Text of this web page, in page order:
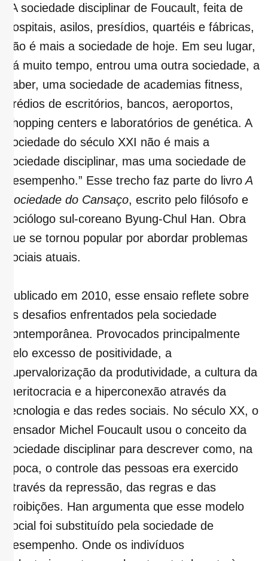
“A sociedade disciplinar de Foucault, feita de
hospitais, asilos, presídios, quartéis e fábricas,
não é mais a sociedade de hoje. Em seu lugar,
há muito tempo, entrou uma outra sociedade, a
saber, uma sociedade de academias fitness,
prédios de escritórios, bancos, aeroportos,
shopping centers e laboratórios de genética. A
sociedade do século XXI não é mais a
sociedade disciplinar, mas uma sociedade de
desempenho.” Esse trecho faz parte do livroA
Sociedade do Cansaço, escrito pelo filósofo e
sociólogo sul-coreano Byung-Chul Han. Obra
que se tornou popular por abordar problemas
sociais atuais.
Publicado em 2010, esse ensaio reflete sobre
os desafios enfrentados pela sociedade
contemporânea. Provocados principalmente
pelo excesso de positividade, a
supervalorização da produtividade, a cultura da
meritocracia e a hiperconexão através da
tecnologia e das redes sociais. No século XX, o
pensador Michel Foucault usou o conceito da
sociedade disciplinar para descrever como, na
época, o controle das pessoas era exercido
através da repressão, das regras e das
proibições. Han argumenta que esse modelo
social foi substituído pela sociedade de
desempenho. Onde os indivíduos